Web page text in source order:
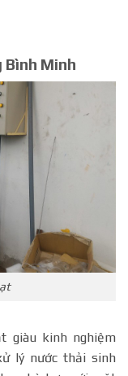
Minh
giàu kinh nghiệm
lý nước thải sinh